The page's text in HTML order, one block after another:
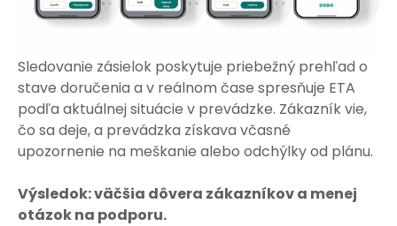
Sledovanie zásielok poskytuje priebežný prehľad o
stave doručenia a v reálnom čase spresňuje ETA
podľa aktuálnej situácie v prevádzke. Zákazník vie,
čo sa deje, a prevádzka získava včasné
upozornenie na meškanie alebo odchýlky od plánu.
Výsledok: väčšia dôvera zákazníkov a menej
otázok na podporu.